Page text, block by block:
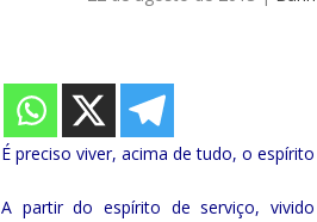
É preciso viver, acima de tudo, o
A partir do espírito de serviço,